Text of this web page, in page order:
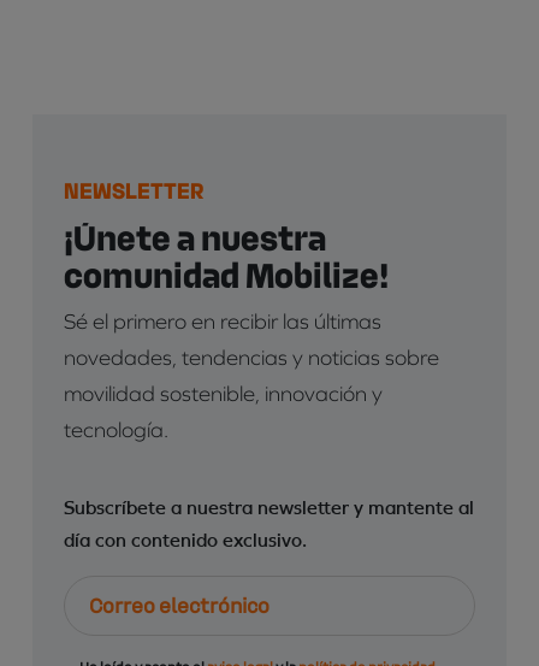
NEWSLETTER
¡Únete a nuestra
comunidad Mobilize!
Sé el primero en recibir las últimas
novedades, tendencias y noticias sobre
movilidad sostenible, innovación y
tecnología.
Subscríbete a nuestra newsletter y mantente al
día con contenido exclusivo.